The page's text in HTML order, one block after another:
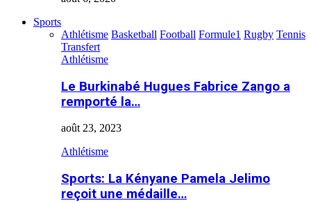
Sports
Athlétisme Basketball Football Formule1 Rugby Tennis
Transfert
Athlétisme
Le Burkinabé Hugues Fabrice Zango a
remporté la…
août 23, 2023
Athlétisme
Sports: La Kényane Pamela Jelimo
reçoit une médaille…